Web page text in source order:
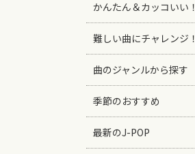
かんたん＆カッコいい！
難しい曲にチャレンジ！
曲のジャンルから探す
季節のおすすめ
最新のJ-POP